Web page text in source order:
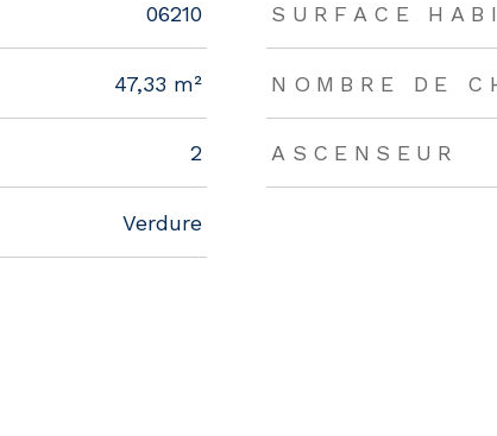
06210 SURFACE
47,33 m² NOMBRE DE
2 ASCENSEUR
Verdure